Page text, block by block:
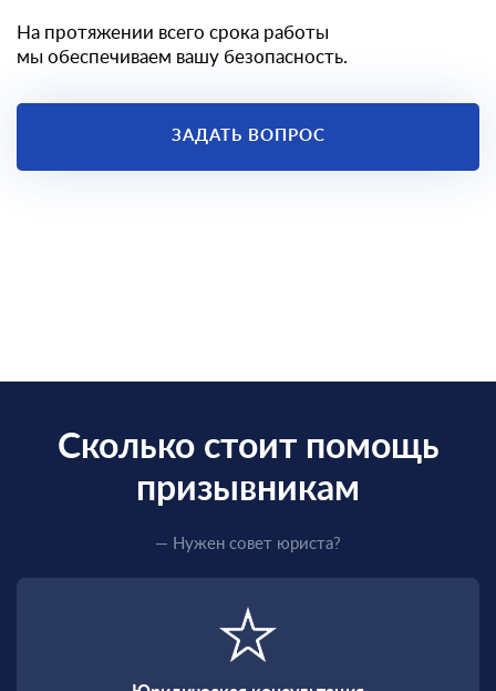
На протяжении всего срока работы
мы обеспечиваем вашу безопасность.
ЗАДАТЬ ВОПРОС
Сколько стоит помощь
призывникам
— Нужен совет юриста?